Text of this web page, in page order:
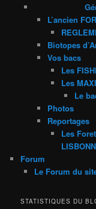
L’ancien
Biotopes
Vos bacs
Les
Les
Le
Photos
Reportages
Les
Forum
Le Forum du
STATISTIQUES DU